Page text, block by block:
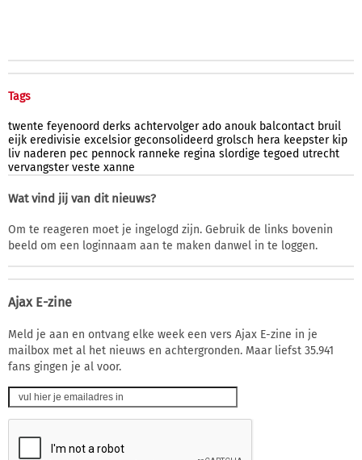
Tags
twente feyenoord derks achtervolger ado anouk balcontact bruil
eijk eredivisie excelsior geconsolideerd grolsch hera keepster kip
liv naderen pec pennock ranneke regina slordige tegoed utrecht
vervangster veste xanne
Wat vind jij van dit nieuws?
Om te reageren moet je ingelogd zijn. Gebruik de links bovenin
beeld om een loginnaam aan te maken danwel in te loggen.
Ajax E-zine
Meld je aan en ontvang elke week een vers Ajax E-zine in je
mailbox met al het nieuws en achtergronden. Maar liefst 35.941
fans gingen je al voor.